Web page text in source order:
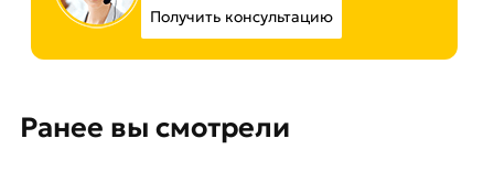
Получить консультацию
Ранее вы смотрели